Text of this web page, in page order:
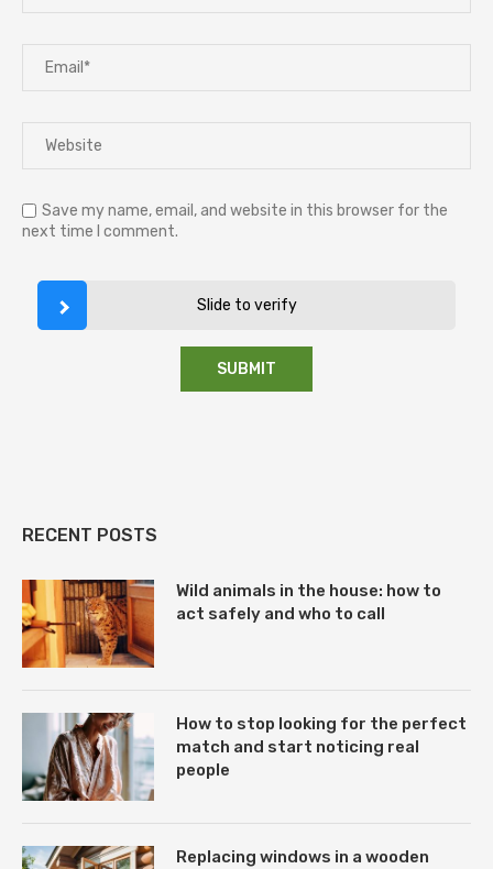
Save my name, email, and website in this browser for the
next time I comment.
Slide to verify
RECENT POSTS
Wild animals in the house: how to
act safely and who to call
How to stop looking for the perfect
match and start noticing real
people
Replacing windows in a wooden